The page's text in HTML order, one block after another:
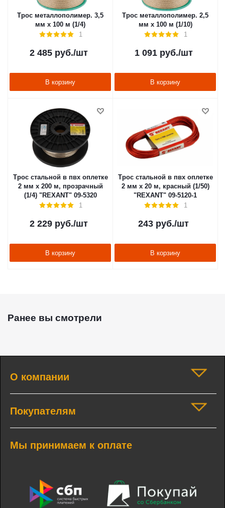
Трос металлополимер. 3,5
мм х 100 м (1/4)
1
2 485руб./шт
В корзину
Трос металлополимер. 2,5
мм х 100 м (1/10)
1
1 091руб./шт
В корзину
Трос стальной в пвх оплетке
2 мм х 200 м, прозрачный
(1/4) "REXANT" 09-5320
1
2 229руб./шт
В корзину
Трос стальной в пвх оплетке
2 мм х 20 м, красный (1/50)
"REXANT" 09-5120-1
1
243 руб./шт
В корзину
Ранее вы смотрели
О компании
Покупателям
Мы принимаем к оплате